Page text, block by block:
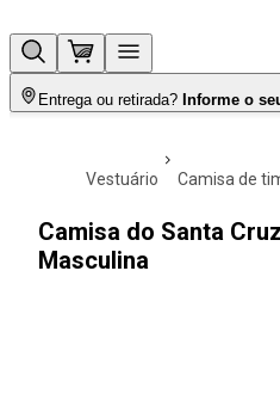
Entrega ou retirada? Informe o
vestuário camisa de
Camisa do Santa
Masculina